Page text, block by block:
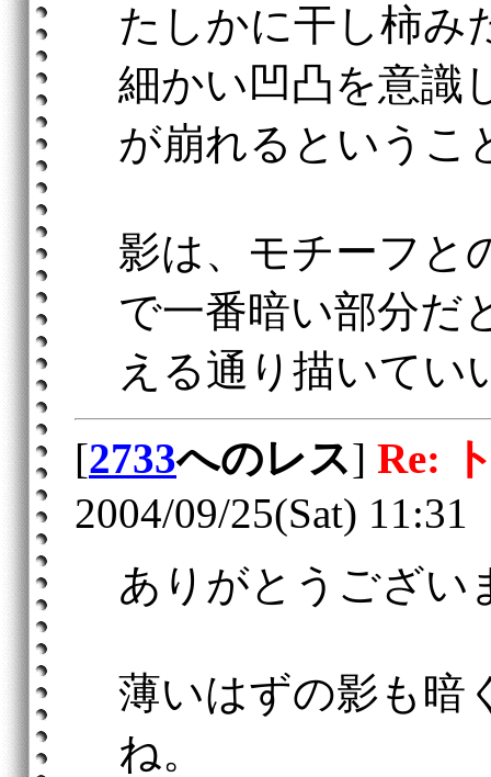
たしかに干し柿
細かい凹凸を意識
が崩れるというこ
影は、モチーフと
で一番暗い部分だ
える通り描いてい
[2733へのレス] Re:
2004/09/25(Sat) 11:31
ありがとうござい
薄いはずの影も暗
ね。